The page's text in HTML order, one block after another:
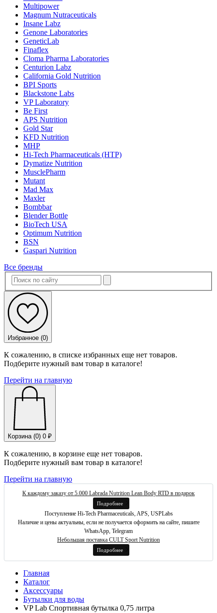
Multipower
Magnum Nutraceuticals
Insane Labz
Genone Laboratories
GeneticLab
Finaflex
Cloma Pharma Laboratories
Centurion Labz
California Gold Nutrition
BPI Sports
Blackstone Labs
VP Laboratory
Be First
APS Nutrition
Gold Star
KFD Nutrition
MHP
Hi-Tech Pharmaceuticals (HTP)
Dymatize Nutrition
MusclePharm
Mutant
Mad Max
Maxler
Bombbar
Blender Bottle
BioTech USA
Optimum Nutrition
BSN
Gaspari Nutrition
Все бренды
Избранное (0)
К сожалению, в списке избранных еще нет товаров.
Подберите нужный вам товар в каталоге!
Перейти на главную
Корзина (0) 0 ₽
К сожалению, в корзине еще нет товаров.
Подберите нужный вам товар в каталоге!
Перейти на главную
К каждому заказу от 5.000 Labrada Nutrition Lean Body RTD в подарок
Подробнее
Поступление Hi-Tech Pharmaceuticals, APS, USPLabs
Наличие и цены актуальны, если не получается оформить на сайте, пишите
WhatsApp, Telegram
Небольшая поставка CULT Sport Nutrition
Подробнее
Главная
Каталог
Аксессуары
Бутылки для воды
VP Lab Спортивная бутылка 0,75 литра